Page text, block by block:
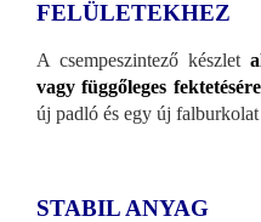
FELÜLETEKHEZ
A csempeszintező készlet
vagy függőleges fektetésére
új padló és egy új falburkolat
STABIL ANYAG